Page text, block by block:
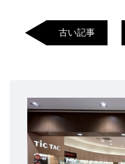
古い記事